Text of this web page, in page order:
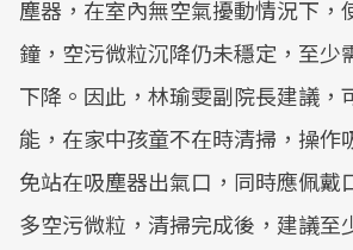
塵器，在室內無空氣擾動情況下，
鐘，空污微粒沉降仍未穩定，至少
下降。因此，林瑜雯副院長建議，
能，在家中孩童不在時清掃，操作
免站在吸塵器出氣口，同時應佩戴
多空污微粒，清掃完成後，建議至